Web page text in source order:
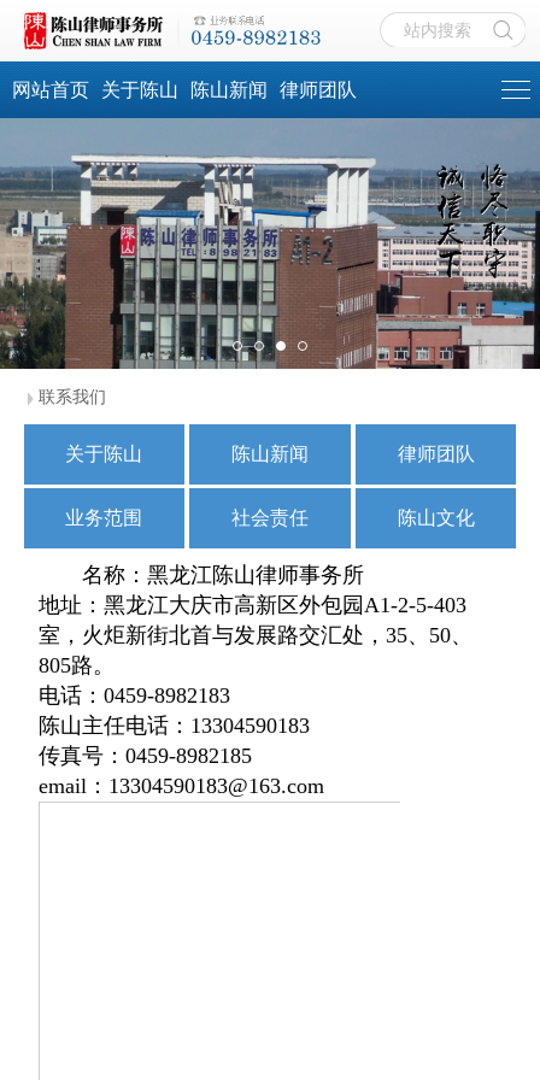
网站首页 关于陈山 陈山新闻 律师团队
联系我们
关于陈山 陈山新闻 律师团队
业务范围 社会责任 陈山文化
加盟陈山 收案流程
律师文苑 成功案例 常用文书
办公环境
律师视频
名称：黑龙江陈山律师事务所
地址：黑龙江大庆市高新区外包园A1-2-5-403
室，火炬新街北首与发展路交汇处，35、50、
805路。
电话：0459-8982183
陈山主任电话：13304590183
传真号：0459-8982185
email：13304590183@163.com